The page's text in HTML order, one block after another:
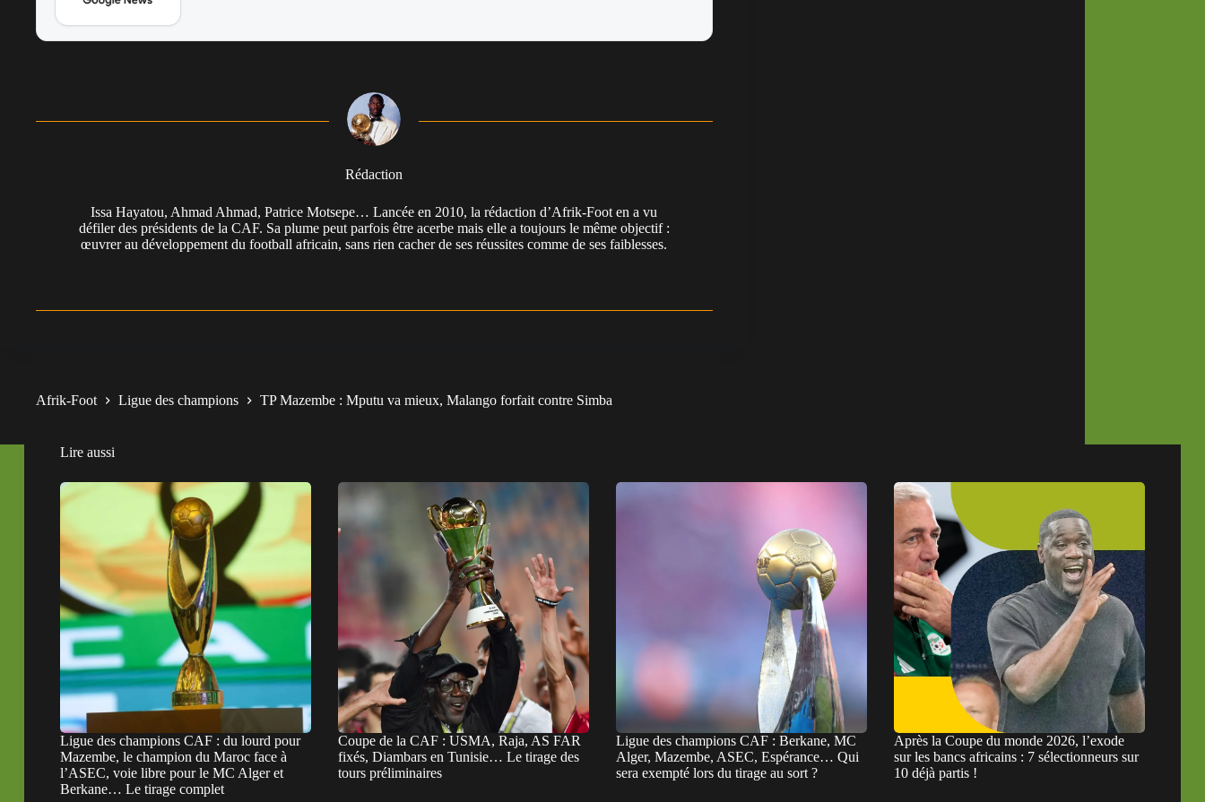
Rédaction
Issa Hayatou, Ahmad Ahmad, Patrice Motsepe… Lancée en 2010, la rédaction d’Afrik-Foot en a vu
défiler des présidents de la CAF. Sa plume peut parfois être acerbe mais elle a toujours le même objectif :
œuvrer au développement du football africain, sans rien cacher de ses réussites comme de ses faiblesses.
Afrik-Foot Ligue des champions TP Mazembe : Mputu va mieux, Malango forfait contre Simba
Lire aussi
Ligue des champions CAF : du lourd pour
Mazembe, le champion du Maroc face à
l’ASEC, voie libre pour le MC Alger et
Berkane… Le tirage complet
Coupe de la CAF : USMA, Raja, AS FAR
fixés, Diambars en Tunisie… Le tirage des
tours préliminaires
Ligue des champions CAF : Berkane, MC
Alger, Mazembe, ASEC, Espérance… Qui
sera exempté lors du tirage au sort ?
Après la Coupe du monde 2026, l’exode
sur les bancs africains : 7 sélectionneurs sur
10 déjà partis !